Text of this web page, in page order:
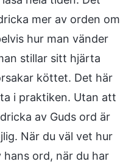
mer av orden om
hur man vänder
stillar sitt hjärta
köttet. Det här
i praktiken. Utan att
av Guds ord är
När du väl vet hur
hans ord, när du har